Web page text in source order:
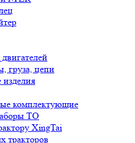
груза, цепи
комплектующие
ТО
XingTai
тракторов